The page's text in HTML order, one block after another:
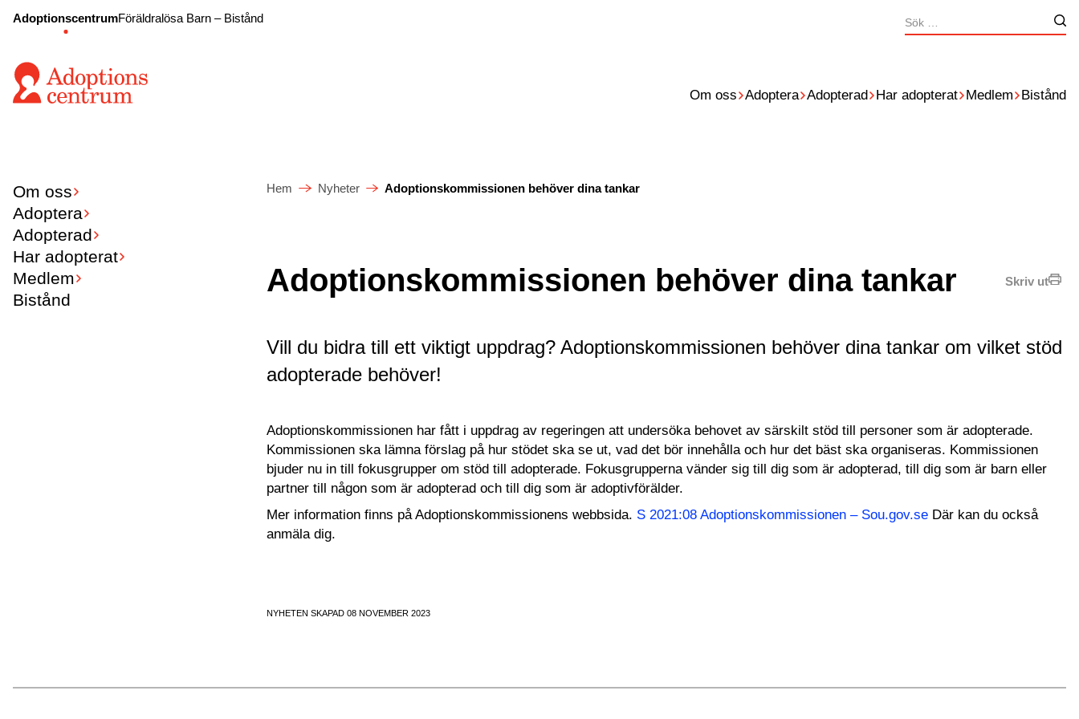
AdoptionscentrumFöräldralösa Barn – Bistånd
Sök
efter:
Om oss Adoptera Adopterad Har adopterat Medlem Bistånd
Om oss
Adoptera
Adopterad
Har adopterat
Medlem
Bistånd
Hem Nyheter Adoptionskommissionen behöver dina tankar
Skriv ut
Adoptionskommissionen behöver dina tankar
Vill du bidra till ett viktigt uppdrag? Adoptionskommissionen behöver dina tankar om vilket stöd
adopterade behöver!
Adoptionskommissionen har fått i uppdrag av regeringen att undersöka behovet av särskilt stöd till personer som är adopterade.
Kommissionen ska lämna förslag på hur stödet ska se ut, vad det bör innehålla och hur det bäst ska organiseras. Kommissionen
bjuder nu in till fokusgrupper om stöd till adopterade. Fokusgrupperna vänder sig till dig som är adopterad, till dig som är barn eller
partner till någon som är adopterad och till dig som är adoptivförälder.
Mer information finns på Adoptionskommissionens webbsida. S 2021:08 Adoptionskommissionen – Sou.gov.se Där kan du också
anmäla dig.
NYHETEN SKAPAD 08 NOVEMBER 2023